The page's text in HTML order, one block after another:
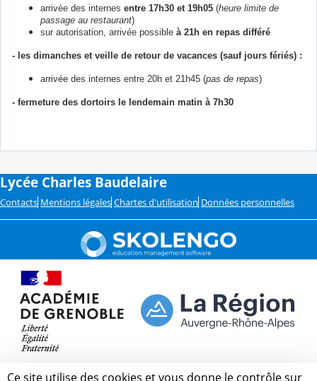
arrivée des internes entre 17h30 et 19h05 (heure limite de
passage au restaurant)
sur autorisation, arrivée possible à 21h en repas différé
- les dimanches et veille de retour de vacances (sauf jours fériés) :
arrivée des internes entre 20h et 21h45 (pas de repas)
- fermeture des dortoirs le lendemain matin à 7h30
Lycée Charles Baudelaire
Contacts Mentions légales Chartes d'utilisation Données personnelles
Ce site utilise des cookies et vous donne le contrôle sur